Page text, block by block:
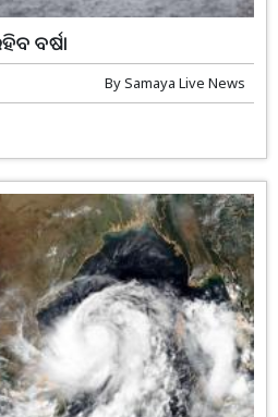
ବର୍ଷା
BySamaya Live News